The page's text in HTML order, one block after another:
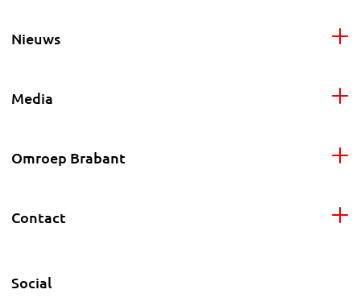
Nieuws
Media
Omroep Brabant
Contact
Social